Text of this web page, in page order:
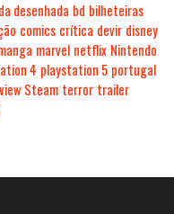
desenhada bd bilheteiras
comics crítica devir disney
marvel netflix Nintendo
4 playstation 5 portugal
Steam terror trailer